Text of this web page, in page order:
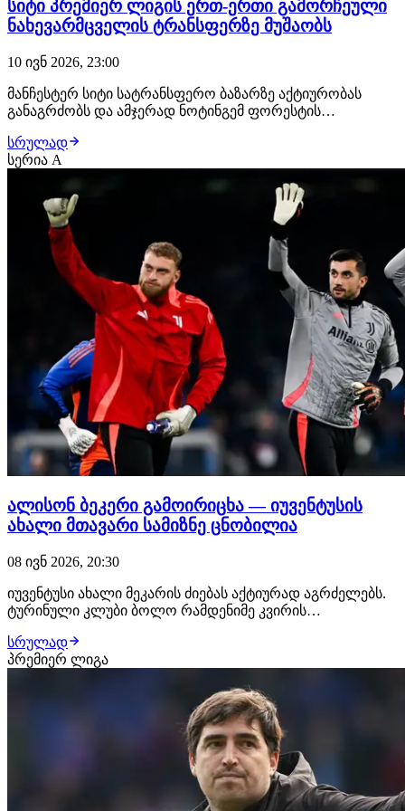
სიტი პრემიერ ლიგის ერთ-ერთი გამორჩეული
ნახევარმცველის ტრანსფერზე მუშაობს
10 ივნ 2026, 23:00
მანჩესტერ სიტი სატრანსფერო ბაზარზე აქტიურობას
განაგრძობს და ამჯერად ნოტინგემ ფორესტის
ცდილობს. გავრცელებული ინფორმაციით,
"ქალაქელებმა“ ინგლისელი ფეხბურთელის სანაცვლოდ
ოფიციალური შეთავაზება გააკეთეს, რომლის საერთო
ღირებულება £121 მილიონ…
სრულად
სერია A
ალისონ ბეკერი გამოირიცხა — იუვენტუსის
ახალი მთავარი სამიზნე ცნობილია
08 ივნ 2026, 20:30
იუვენტუსი ახალი მეკარის ძიებას აქტიურად აგრძელებს.
ტურინული კლუბი ბოლო რამდენიმე კვირის
თუმცა ლივერპულმა ბრაზილიელი კარის დარაჯის
გაშვება არ ისურვა და მოლაპარაკებები ჩაიშალა. ამის
სრულად
პრემიერ ლიგა